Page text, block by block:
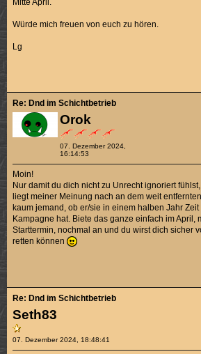
Würde mich freuen von euch zu hören.
Lg
Orok
07. Dezember 2024,
16:14:53
Re: Dnd im Schichtbetrieb
Moin!
Nur damit du dich nicht zu Unrecht ignoriert
liegt meiner Meinung nach an dem weit
kaum jemand, ob er/sie in einem halben Jahr
Kampagne hat. Biete das ganze einfach im April,
Starttermin, nochmal an und du wirst dich sicher
retten können
Seth83
07. Dezember 2024, 18:48:41
Re: Dnd im Schichtbetrieb